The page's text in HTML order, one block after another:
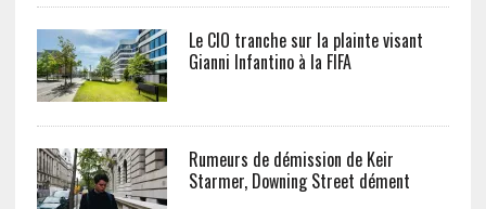
Le CIO tranche sur la plainte visant
Gianni Infantino à la FIFA
Rumeurs de démission de Keir
Starmer, Downing Street dément